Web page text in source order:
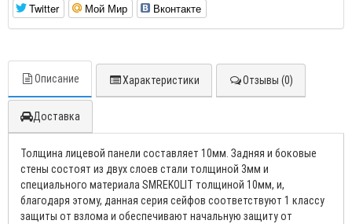
Twitter Мой Мир Вконтакте
Описание Характеристики Отзывы (0)
Доставка
Толщина лицевой панели составляет 10мм. Задняя и боковые
стены состоят из двух слоев стали толщиной 3мм и
специального материала SMREKOLIT толщиной 10мм, и,
благодаря этому, данная серия сейфов соответствуют 1 классу
защиты от взлома и обеспечивают начальную защиту от